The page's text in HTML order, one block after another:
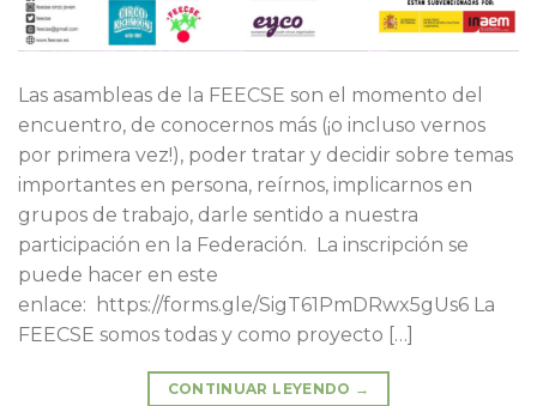
Las asambleas de la FEECSE son el momento del
encuentro, de conocernos más (¡o incluso vernos
por primera vez!), poder tratar y decidir sobre temas
importantes en persona, reírnos, implicarnos en
grupos de trabajo, darle sentido a nuestra
participación en la Federación. La inscripción se
puede hacer en este
enlace: https://forms.gle/SigT61PmDRwx5gUs6 La
FEECSE somos todas y como proyecto […]
CONTINUAR LEYENDO →